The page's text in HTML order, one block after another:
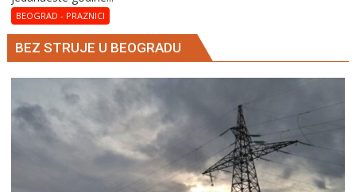
BEOGRAD - PRAZNICI
BEZ STRUJE U BEOGRADU